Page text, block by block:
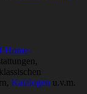
Home-
Katalogen u.v.m.